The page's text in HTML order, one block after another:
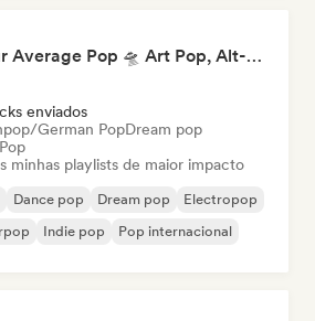
Not Your Average Pop 🛸 Art Pop, Alt-Pop & Indie Pop
enviados
German PopDream pop
minhas playlists de maior impacto
Dance pop Dream pop
Electropop
Indie pop Pop internacional